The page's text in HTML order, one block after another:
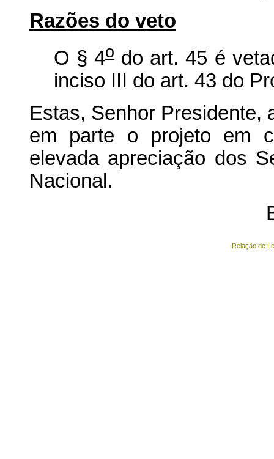
Razões do veto
O § 4odo art. 45 é
inciso III do art. 43 do
Estas, Senhor Presidente,
em parte o projeto em
elevada apreciação dos
Nacional.
Relação de